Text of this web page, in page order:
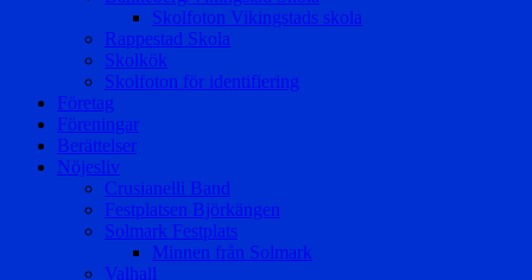
Skolfoton Vikingstads skola
Rappestad Skola
Skolkök
Skolfoton för identifiering
Företag
Föreningar
Berättelser
Nöjesliv
Crusianelli Band
Festplatsen Björkängen
Solmark Festplats
Minnen från Solmark
Valhall